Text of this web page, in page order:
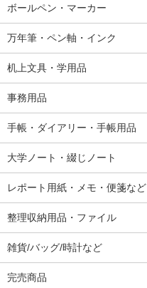
ボールペン・マーカー
万年筆・ペン軸・インク
机上文具・学用品
事務用品
手帳・ダイアリー・手帳用品
大学ノート・綴じノート
レポート用紙・メモ・便箋など
整理収納用品・ファイル
雑貨/バッグ/時計など
完売商品